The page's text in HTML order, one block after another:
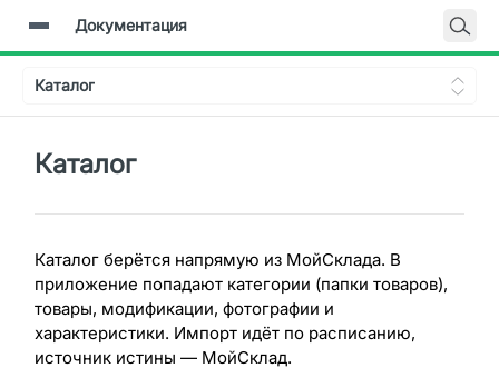
Документация
Каталог
Каталог
Каталог берётся напрямую из МойСклада. В
приложение попадают категории (папки товаров),
товары, модификации, фотографии и
характеристики. Импорт идёт по расписанию,
источник истины — МойСклад.